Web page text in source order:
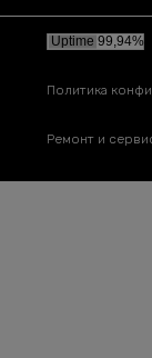
Политика
Ремонт и